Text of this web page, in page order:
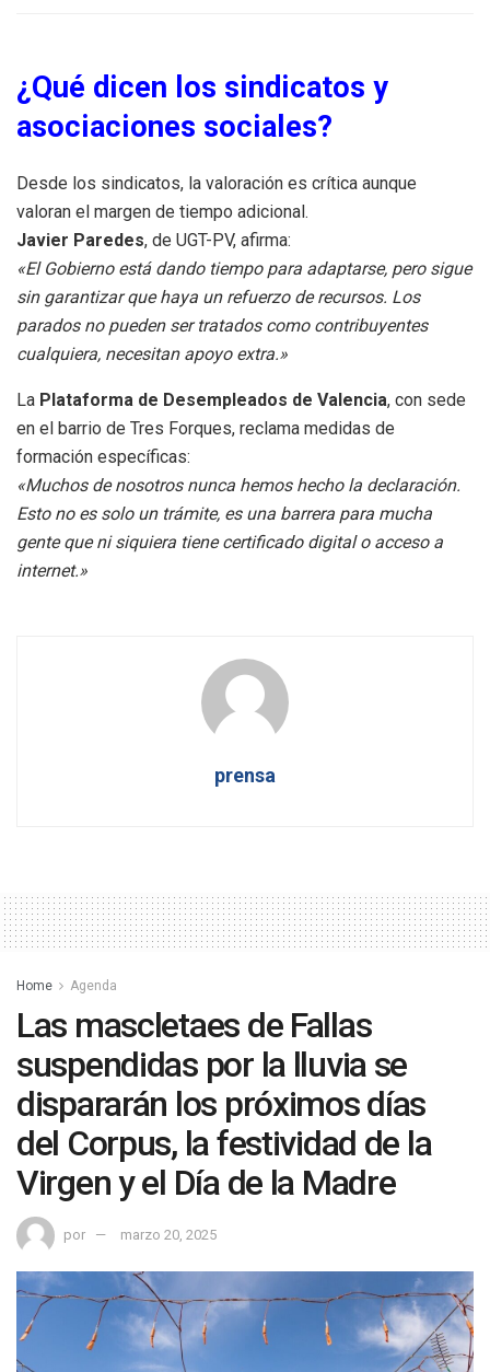
¿Qué dicen los sindicatos y
asociaciones sociales?
Desde los sindicatos, la valoración es crítica aunque
valoran el margen de tiempo adicional.
Javier Paredes, de UGT-PV, afirma:
«El Gobierno está dando tiempo para adaptarse, pero sigue
sin garantizar que haya un refuerzo de recursos. Los
parados no pueden ser tratados como contribuyentes
cualquiera, necesitan apoyo extra.»
La Plataforma de Desempleados de Valencia, con sede
en el barrio de Tres Forques, reclama medidas de
formación específicas:
«Muchos de nosotros nunca hemos hecho la declaración.
Esto no es solo un trámite, es una barrera para mucha
gente que ni siquiera tiene certificado digital o acceso a
internet.»
prensa
Home Agenda
Las mascletaes de Fallas
suspendidas por la lluvia se
dispararán los próximos días
del Corpus, la festividad de la
Virgen y el Día de la Madre
por marzo 20, 2025